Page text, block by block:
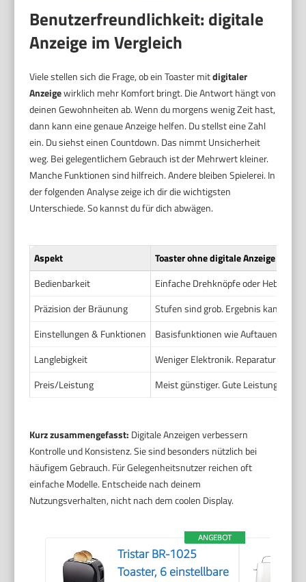
Benutzerfreundlichkeit: digitale
Anzeige im Vergleich
Viele stellen sich die Frage, ob ein Toaster mitdigitaler
Anzeigewirklich mehr Komfort bringt. Die Antwort hängt von
deinen Gewohnheiten ab. Wenn du morgens wenig Zeit hast,
dann kann eine genaue Anzeige helfen. Du stellst eine Zahl
ein. Du siehst einen Countdown. Das nimmt Unsicherheit
weg. Bei gelegentlichem Gebrauch ist der Mehrwert kleiner.
Manche Funktionen sind hilfreich. Andere bleiben Spielerei. In
der folgenden Analyse zeige ich dir die wichtigsten
Unterschiede. So kannst du für dich abwägen.
Aspekt
Toaster ohne digitale Anzeige
Bedienbarkeit
Einfache Drehknöpfe oder Hebel.
Präzision der Bräunung
Stufen sind grob. Ergebnis kann
Einstellungen & Funktionen
Basisfunktionen wie Auftauen oder
Langlebigkeit
Weniger Elektronik. Reparatur oft
Preis/Leistung
Meist günstiger. Gute Leistung für
Kurz zusammengefasst: Digitale Anzeigen verbessern
Kontrolle und Konsistenz. Sie sind besonders nützlich bei
häufigem Gebrauch. Für Gelegenheitsnutzer reichen oft
einfache Modelle. Entscheide nach deinem
Nutzungsverhalten, nicht nach dem coolen Display.
ANGEBOT
Tristar BR-1025
Toaster, 6 einstellbare